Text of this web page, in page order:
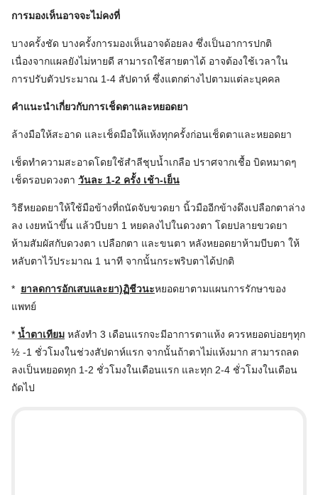
การมองเห็นอาจจะไม่คงที่
บางครั้งชัด บางครั้งการมองเห็นอาจด้อยลง ซึ่งเป็นอาการปกติ
เนื่องจากแผลยังไม่หายดี สามารถใช้สายตาได้ อาจต้องใช้เวลาใน
การปรับตัวประมาณ 1-4 สัปดาห์ ซึ่งแตกต่างไปตามแต่ละบุคคล
คำแนะนำเกี่ยวกับการเช็ดตาและหยอดยา
ล้างมือให้สะอาด และเช็ดมือให้แห้งทุกครั้งก่อนเช็ดตาและหยอดยา
เช็ดทำความสะอาดโดยใช้สำลีชุบน้ำเกลือ ปราศจากเชื้อ บิดหมาดๆ
เช็ดรอบดวงตา วันละ 1-2 ครั้ง เช้า-เย็น
วิธีหยอดยาให้ใช้มือข้างที่ถนัดจับขวดยา นิ้วมืออีกข้างดึงเปลือกตาล่าง
ลง เงยหน้าขึ้น แล้วบีบยา 1 หยดลงไปในดวงตา โดยปลายขวดยา
ห้ามสัมผัสกับดวงตา เปลือกตา และขนตา หลังหยอดยาห้ามบีบตา ให้
หลับตาไว้ประมาณ 1 นาที จากนั้นกระพริบตาได้ปกติ
* ยาลดการอักเสบและยา)ฏิชีวนะหยอดยาตามแผนการรักษาของ
แพทย์
* น้ำตาเทียม หลังทำ 3 เดือนแรกจะมีอาการตาแห้ง ควรหยอดบ่อยๆทุก
½ -1 ชั่วโมงในช่วงสัปดาห์แรก จากนั้นถ้าตาไม่แห้งมาก สามารถลด
ลงเป็นหยอดทุก 1-2 ชั่วโมงในเดือนแรก และทุก 2-4 ชั่วโมงในเดือน
ถัดไป